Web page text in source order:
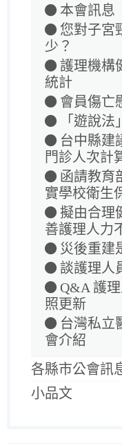
本會訊息
您對子宮
少？
護理機構
統計
會員傷亡
「遊說法
台中縣建
門診人次計
函請教育
實學校衛生
擬由合理
善護理人力
災後重建
談護理人
Q&A 護
照更新
台灣私立
會介紹
各縣市公會訊
小品文